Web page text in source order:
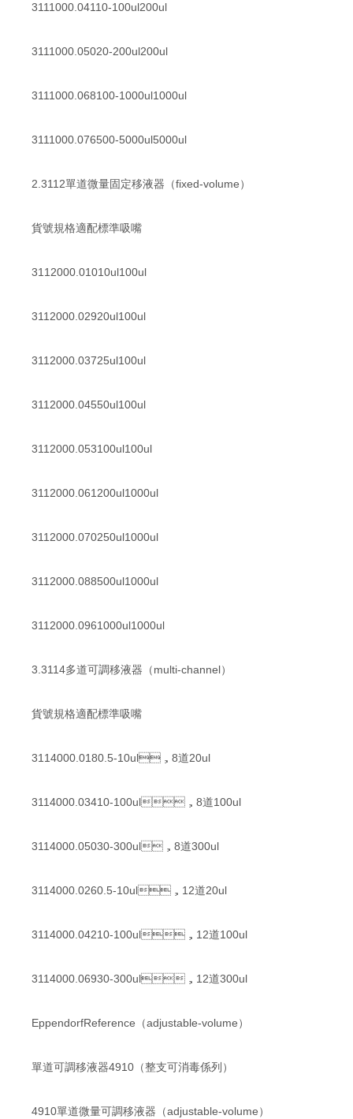
3111000.04110-100ul200ul
3111000.05020-200ul200ul
3111000.068100-1000ul1000ul
3111000.076500-5000ul5000ul
2.3112單道微量固定移液器（fixed-volume）
貨號規格適配標準吸嘴
3112000.01010ul100ul
3112000.02920ul100ul
3112000.03725ul100ul
3112000.04550ul100ul
3112000.053100ul100ul
3112000.061200ul1000ul
3112000.070250ul1000ul
3112000.088500ul1000ul
3112000.0961000ul1000ul
3.3114多道可調移液器（multi-channel）
貨號規格適配標準吸嘴
3114000.0180.5-10ul，8道20ul
3114000.03410-100ul，8道100ul
3114000.05030-300ul，8道300ul
3114000.0260.5-10ul，12道20ul
3114000.04210-100ul，12道100ul
3114000.06930-300ul，12道300ul
EppendorfReference（adjustable-volume）
單道可調移液器4910（整支可消毒係列）
4910單道微量可調移液器（adjustable-volume）